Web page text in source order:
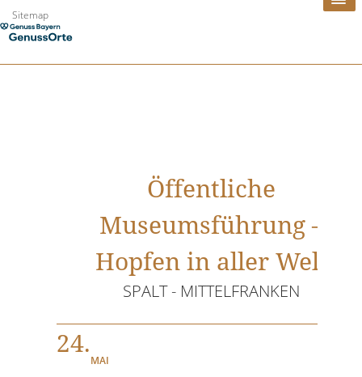
Zum
Inhalt
Sitemap
Öffentliche
Museumsführung –
Hopfen in aller Welt
SPALT - MITTELFRANKEN
24.
MAI